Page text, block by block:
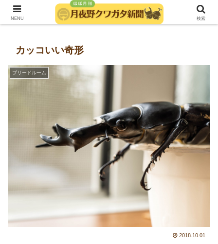
発行：月夜野きのこ園クワガタ菌床販売部
カッコいい奇形
ブリードルーム
2018.10.01
NENU 検索